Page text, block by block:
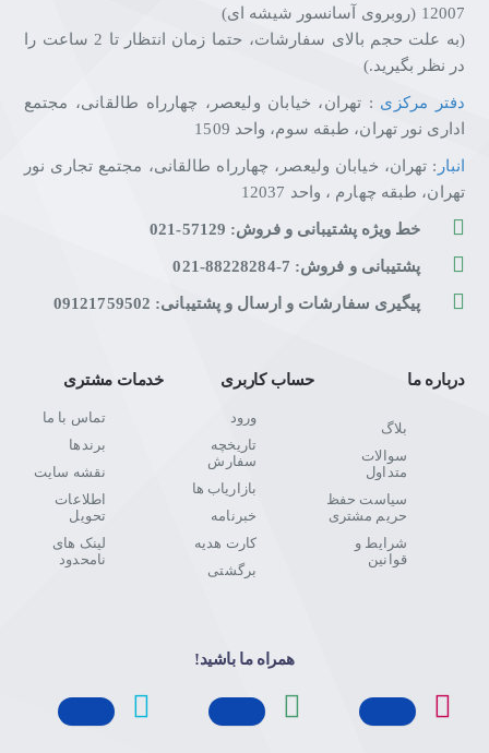
12007 (روبروی آسانسور شیشه ای)
(به علت حجم بالای سفارشات، حتما زمان انتظار تا 2 ساعت را
در نظر بگیرید.)
دفتر مرکزی : تهران، خیابان ولیعصر، چهارراه طالقانی، مجتمع
اداری نور تهران، طبقه سوم، واحد 1509
انبار : تهران، خیابان ولیعصر، چهارراه طالقانی، مجتمع تجاری نور
تهران، طبقه چهارم ، واحد 12037
خط ویژه پشتیبانی و فروش: 57129-021
پشتیبانی و فروش: 7-88228284-021
پیگیری سفارشات و ارسال و پشتیبانی: 09121759502
درباره ما
بلاگ
سوالات
متداول
سیاست حفظ
حریم مشتری
شرایط و
قوانین
حساب کاربری
ورود
تاریخچه
سفارش
بازاریاب ها
خبرنامه
کارت هدیه
برگشتی
خدمات مشتری
تماس با ما
برندها
نقشه سایت
اطلاعات
تحویل
لینک های
نامحدود
همراه ما باشید!